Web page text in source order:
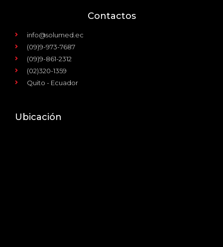
Contactos
info@solumed.ec
(09)9-973-7687
(09)9-861-2312
(02)320-1359
Quito - Ecuador
Ubicación